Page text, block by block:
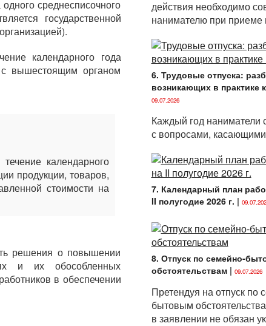
среднесписочного
государственной
календарного года
с вышестоящим органом
календарного
продукции, товаров,
стоимости на
решения о повышении
и их обособленных
в обеспечении
действия необходимо
нанимателю при приеме
6. Трудовые отпуска:
возникающих в практике
09.07.2026
Каждый год наниматели
с вопросами,
7. Календарный план
II полугодие 2026 г. |
8. Отпуск по семейно-
обстоятельствам| 09.07.2026
Претендуя на отпуск по
бытовым
в заявлении не обязан